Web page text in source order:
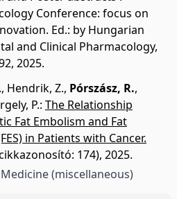
Conference: focus on
Ed.: by Hungarian
and Clinical Pharmacology,
2025.
, Hendrik, Z., Pórszász, R.,
P.: The Relationship
Fat Embolism and Fat
in Patients with Cancer.
174), 2025.
(miscellaneous)